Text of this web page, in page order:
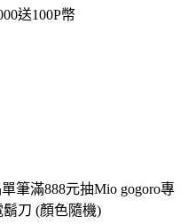
送100P幣
筆滿888元抽Mio gogoro專
刀 (顏色隨機)